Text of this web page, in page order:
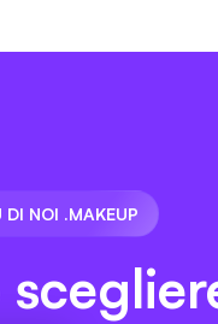
DI NOI .MAKEUP